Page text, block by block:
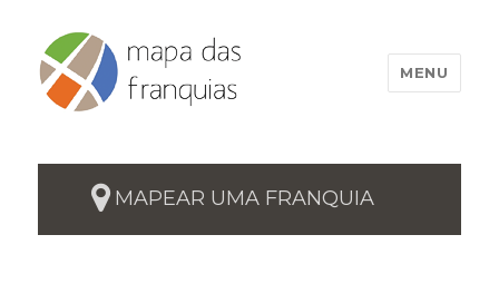
MENU
MAPEAR UMA FRANQUIA